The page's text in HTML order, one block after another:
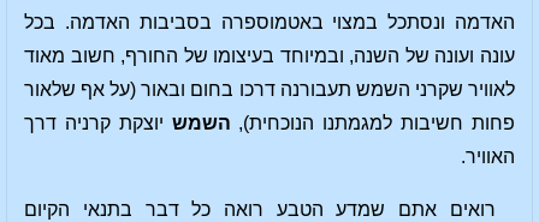
האדמה ונסתכל במצוי באטמוספרה בסביבות האדמה. בכל
עונה ועונה של השנה, ובמיוחד בעיצומו של החורף, חשוב מאוד
לאוויר שקרני השמש תעבורנה דרכו בחום ובאור (על אף שלאור
פחות חשיבות למגמתנו הנוכחית), השמש יוצקת קרניה דרך
האוויר.
רואים אתם שמדע הטבע רואה כל דבר בתנאי הקיום